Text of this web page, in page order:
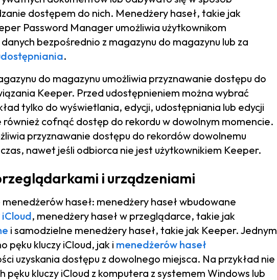
dostępem do nich. Menedżery haseł, takie jak
Password Manager umożliwia użytkownikom
bezpośrednio z magazynu do magazynu lub za
.
do magazynu umożliwia przyznawanie dostępu do
Keeper. Przed udostępnieniem można wybrać
tylko do wyświetlania, edycji, udostępniania lub edycji
cofnąć dostęp do rekordu w dowolnym momencie.
przyznawanie dostępu do rekordów dowolnemu
nawet jeśli odbiorca nie jest użytkownikiem Keeper.
i urządzeniami
haseł: menedżery haseł wbudowane
iCloud, menedżery haseł w przeglądarce, takie jak
i samodzielne menedżery haseł, takie jak Keeper. Jednym
pęku kluczy iCloud, jak i menedżerów haseł
uzyskania dostępu z dowolnego miejsca. Na przykład nie
pęku kluczy iCloud z komputera z systemem Windows lub